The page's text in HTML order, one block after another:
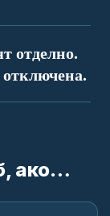
отделно.
отключена.
ако…